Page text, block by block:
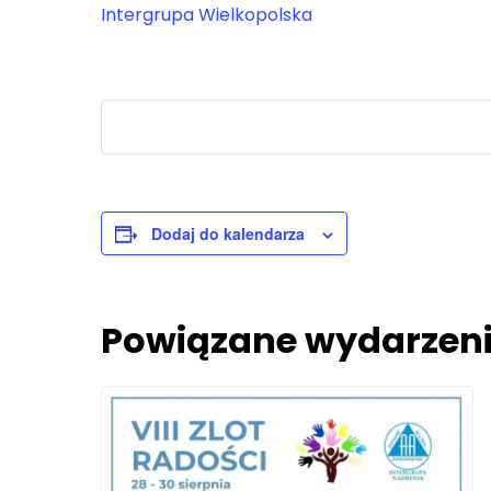
Intergrupa Wielkopolska
Dodaj do kalendarza
Powiązane